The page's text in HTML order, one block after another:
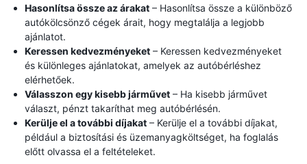
Hasonlítsa össze az árakat – Hasonlítsa össze a különböző
autókölcsönző cégek árait, hogy megtalálja a legjobb
ajánlatot.
Keressen kedvezményeket – Keressen kedvezményeket
és különleges ajánlatokat, amelyek az autóbérléshez
elérhetőek.
Válasszon egy kisebb járművet – Ha kisebb járművet
választ, pénzt takaríthat meg autóbérlésén.
Kerülje el a további díjakat – Kerülje el a további díjakat,
például a biztosítási és üzemanyagköltséget, ha foglalás
előtt olvassa el a feltételeket.